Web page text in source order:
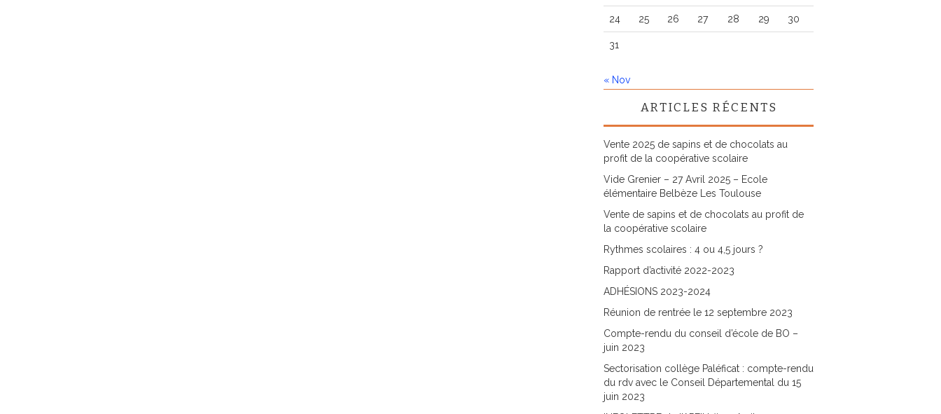
24 25 26 27 28 29 30
31
« Nov
ARTICLES RÉCENTS
Vente 2025 de sapins et de chocolats au
profit de la coopérative scolaire
Vide Grenier – 27 Avril 2025 – Ecole
élémentaire Belbèze Les Toulouse
Vente de sapins et de chocolats au profit de
la coopérative scolaire
Rythmes scolaires : 4 ou 4,5 jours ?
Rapport d’activité 2022-2023
ADHÉSIONS 2023-2024
Réunion de rentrée le 12 septembre 2023
Compte-rendu du conseil d’école de BO –
juin 2023
Sectorisation collège Paléficat : compte-rendu
du rdv avec le Conseil Départemental du 15
juin 2023